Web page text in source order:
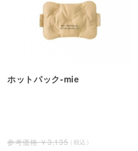
ホットパック-mie
3,135